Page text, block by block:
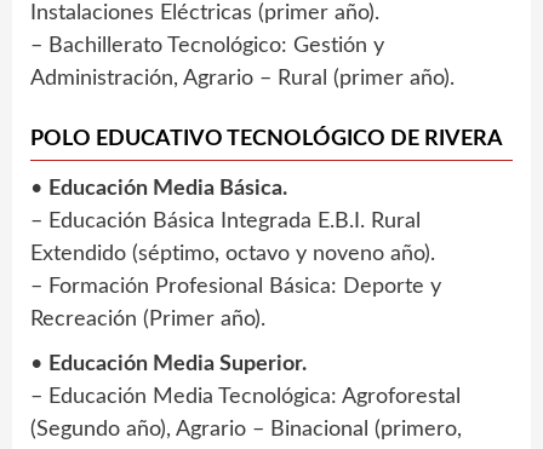
Instalaciones Eléctricas (primer año).
– Bachillerato Tecnológico: Gestión y
Administración, Agrario – Rural (primer año).
POLO EDUCATIVO TECNOLÓGICO DE RIVERA
• Educación Media Básica.
– Educación Básica Integrada E.B.I. Rural
Extendido (séptimo, octavo y noveno año).
– Formación Profesional Básica: Deporte y
Recreación (Primer año).
• Educación Media Superior.
– Educación Media Tecnológica: Agroforestal
(Segundo año), Agrario – Binacional (primero,